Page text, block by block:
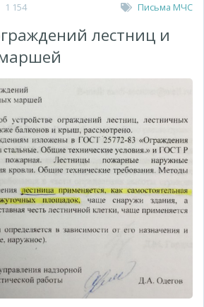
1 154 Письма МЧС
лестниц и